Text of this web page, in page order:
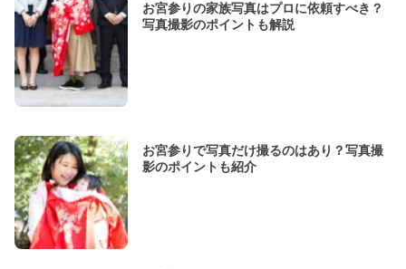
お宮参りの家族写真はプロに依頼すべき？
写真撮影のポイントも解説
お宮参りで写真だけ撮るのはあり？写真撮
影のポイントも紹介